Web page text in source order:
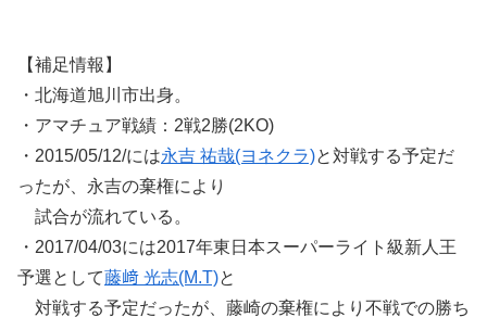
【補足情報】
・北海道旭川市出身。
・アマチュア戦績：2戦2勝(2KO)
・2015/05/12/には永吉 祐哉(ヨネクラ)と対戦する予定だ
ったが、永吉の棄権により
試合が流れている。
・2017/04/03には2017年東日本スーパーライト級新人王
予選として藤﨑 光志(M.T)と
対戦する予定だったが、藤崎の棄権により不戦での勝ち